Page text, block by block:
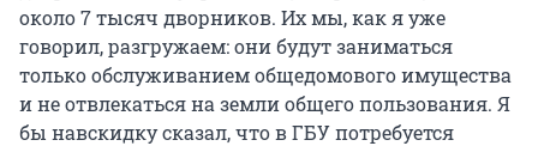
около 7 тысяч дворников. Их мы, как я уже
говорил, разгружаем: они будут заниматься
только обслуживанием общедомового имущества
и не отвлекаться на земли общего пользования. Я
бы навскидку сказал, что в ГБУ потребуется